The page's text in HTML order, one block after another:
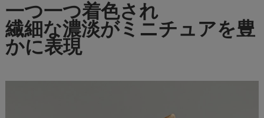
一つ一つ着色され
繊細な濃淡がミニチュアを豊
かに表現